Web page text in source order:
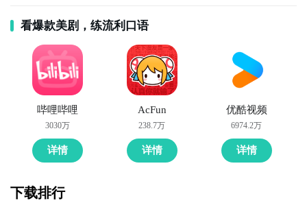
看爆款美剧，练流利口语
哔哩哔哩
3030万
详情
AcFun
238.7万
详情
优酷视频
6974.2万
详情
下载排行